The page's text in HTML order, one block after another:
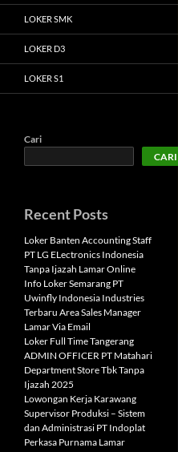
LOKER SMK
LOKER D3
LOKER S1
Cari
CARI
Recent Posts
Loker Banten Accounting Staff
PT LG ELectronics Indonesia
Tanpa Ijazah Lamar Online
Info Loker Semarang PT
Uwinfly Indonesia Industries
Terbaru Area Sales Manager
Lamar Via Email
Loker Full Time Tangerang
ADMIN OFFICER PT Matahari
Department Store Tbk Tanpa
Ijazah 2025
Lowongan Kerja Karawang
Supervisor Produksi – Sistem
dan Administrasi PT Indoplat
Perkasa Purnama Lamar